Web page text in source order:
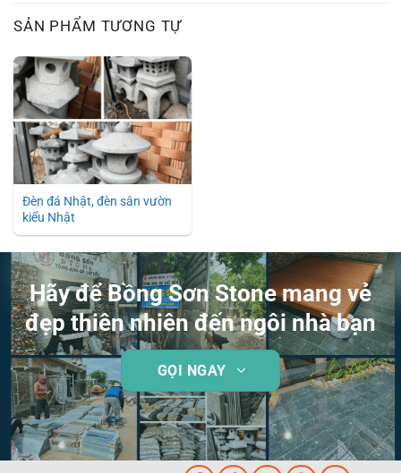
SẢN PHẨM TƯƠNG TỰ
Đèn đá Nhật, đèn sân vườn
kiểu Nhật
Hãy để Bồng Sơn Stone mang vẻ
đẹp thiên nhiên đến ngôi nhà bạn
GỌI NGAY